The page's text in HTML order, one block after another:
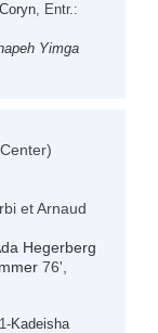
, Entr.:
Yimga
et Arnaud
Hegerberg
76',
Kadeisha